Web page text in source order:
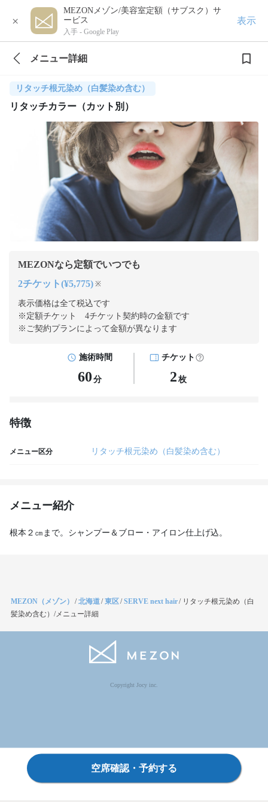
×
MEZONメゾン/美容室定額（サブスク）サ
ービス
入手 - Google Play
表示
メニュー詳細
リタッチ根元染め（白髪染め含む）
リタッチカラー（カット別）
MEZONなら定額でいつでも
2チケット(¥5,775) ※
表示価格は全て税込です
※定額チケット 4チケット契約時の金額です
※ご契約プランによって金額が異なります
施術時間
60 分
チケット
2 枚
特徴
メニュー区分 リタッチ根元染め（白髪染め含む）
メニュー紹介
根本２㎝まで。シャンプー＆ブロー・アイロン仕上げ込。
MEZON（メゾン） /北海道/東区/SERVE next hair/ リタッチ根元染め（白
髪染め含む）/メニュー詳細
Copyright Jocy inc.
空席確認・予約する